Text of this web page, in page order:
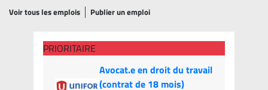
Voir tous les emplois Publier un emploi
PRIORITAIRE
Avocat.e en droit du travail
(contrat de 18 mois)